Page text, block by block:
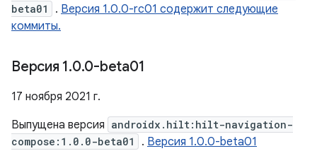
beta01
. Версия 1.0.0-rc01 содержит следующие
коммиты.
Версия 1.0.0-beta01
17 ноября 2021 г.
Выпущена версия androidx.hilt:hilt-navigation-
compose:1.0.0-beta01
. Версия 1.0.0-beta01